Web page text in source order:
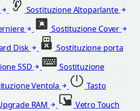
Sostituzione Altoparlante
Sostituzione Cover
Disk
Sostituzione porta
SSD
Sostituzione
Ventola
Tasto
RAM
Vetro Touch